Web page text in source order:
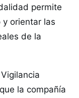
permite
orientar las
de la
la compañía